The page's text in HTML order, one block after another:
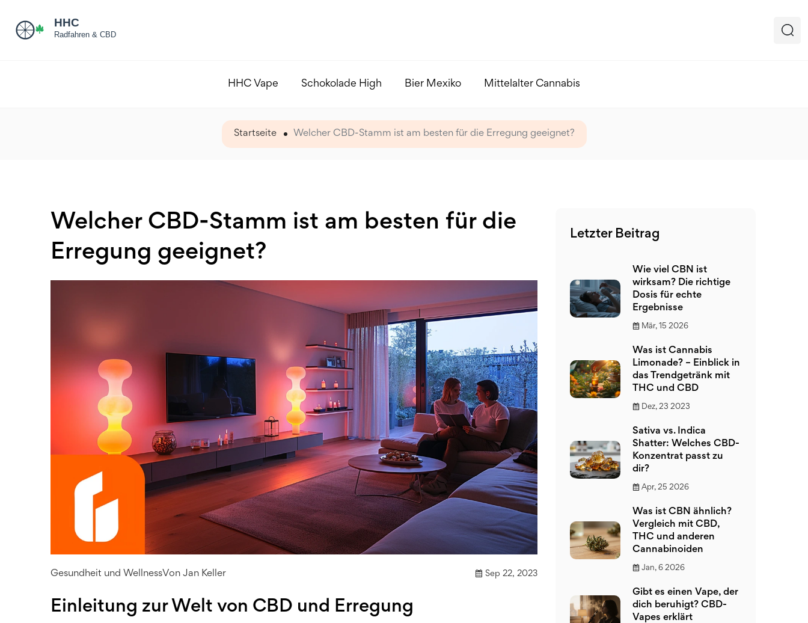
HHC Vape Schokolade High Bier Mexiko Mittelalter Cannabis
Startseite Welcher CBD-Stamm ist am besten für die Erregung geeignet?
Welcher CBD-Stamm ist am besten für die
Erregung geeignet?
Gesundheit und WellnessVon Jan Keller Sep 22, 2023
Einleitung zur Welt von CBD und Erregung
Letzter Beitrag
Wie viel CBN ist
wirksam? Die richtige
Dosis für echte
Ergebnisse
Mär, 15 2026
Was ist Cannabis
Limonade? – Einblick in
das Trendgetränk mit
THC und CBD
Dez, 23 2023
Sativa vs. Indica
Shatter: Welches CBD-
Konzentrat passt zu
dir?
Apr, 25 2026
Was ist CBN ähnlich?
Vergleich mit CBD,
THC und anderen
Cannabinoiden
Jan, 6 2026
Gibt es einen Vape, der
dich beruhigt? CBD-
Vapes erklärt